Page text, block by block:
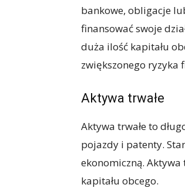
bankowe, obligacje
finansować swoje
duża ilość kapitału
zwiększonego ryzyka
Aktywa trwałe
Aktywa trwałe to
pojazdy i patenty.
ekonomiczną. Aktywa
kapitału obcego.